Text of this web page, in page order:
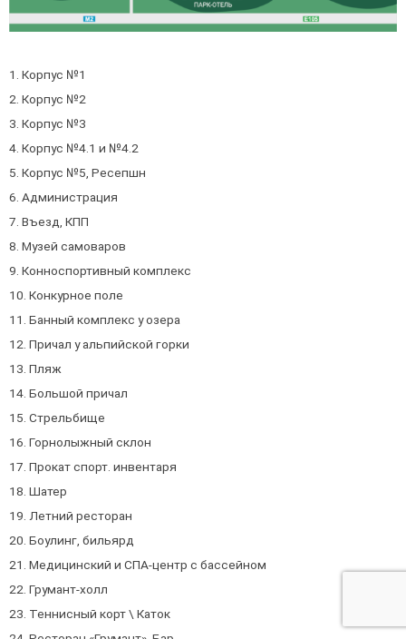
1. Корпус №1
2. Корпус №2
3. Корпус №3
4. Корпус №4.1 и №4.2
5. Корпус №5, Ресепшн
6. Администрация
7. Въезд, КПП
8. Музей самоваров
9. Конноспортивный комплекс
10. Конкурное поле
11. Банный комплекс у озера
12. Причал у альпийской горки
13. Пляж
14. Большой причал
15. Стрельбище
16. Горнолыжный склон
17. Прокат спорт. инвентаря
18. Шатер
19. Летний ресторан
20. Боулинг, бильярд
21. Медицинский и СПА-центр с бассейном
22. Грумант-холл
23. Теннисный корт \ Каток